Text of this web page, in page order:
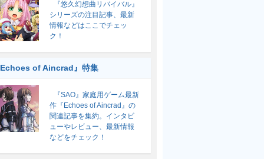
『悠久幻想曲リバイバル』
シリーズの注目記事、最新
情報などはここでチェッ
ク！
of Aincrad』特集
『SAO』家庭用ゲーム最新
作『Echoes of Aincrad』の
関連記事を集約。インタビ
ューやレビュー、最新情報
などをチェック！